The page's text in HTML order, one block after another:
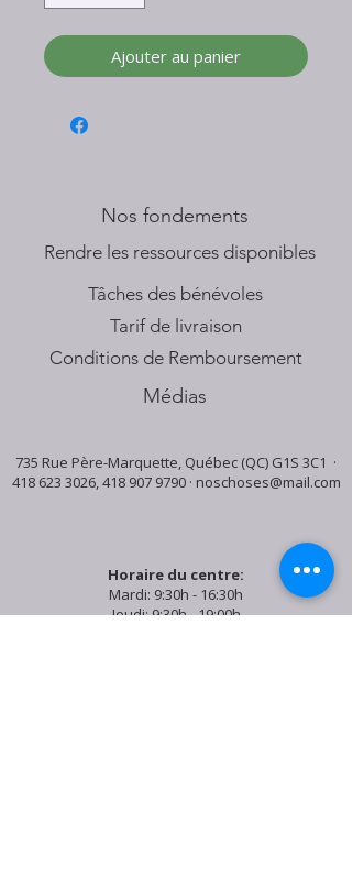
Ajouter au panier
Nos fondements
​Rendre les ressources disponibles
Tâches des bénévoles
Tarif de livraison
Conditions de Remboursement
Médias
735 Rue Père-Marquette, Québec (QC) G1S 3C1 ·
418 623 3026,418 907 9790· noschoses@mail.com
Horaire du centre:
Mardi: 9:30h - 16:30h
Jeudi: 9:30h - 19:00h